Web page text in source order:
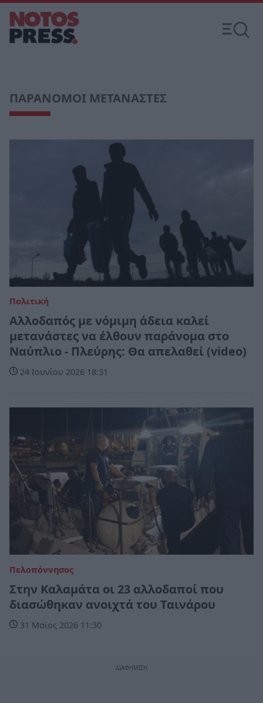
ΠΑΡΑΝΟΜΟΙ ΜΕΤΑΝΑΣΤΕΣ
Πολιτική
Αλλοδαπός με νόμιμη άδεια καλεί
μετανάστες να έλθουν παράνομα στο
Ναύπλιο - Πλεύρης: Θα απελαθεί (video)
24 Ιουνίου 2026 18:31
Πελοπόννησος
Στην Καλαμάτα οι 23 αλλοδαποί που
διασώθηκαν ανοιχτά του Ταινάρου
31 Μαϊος 2026 11:30